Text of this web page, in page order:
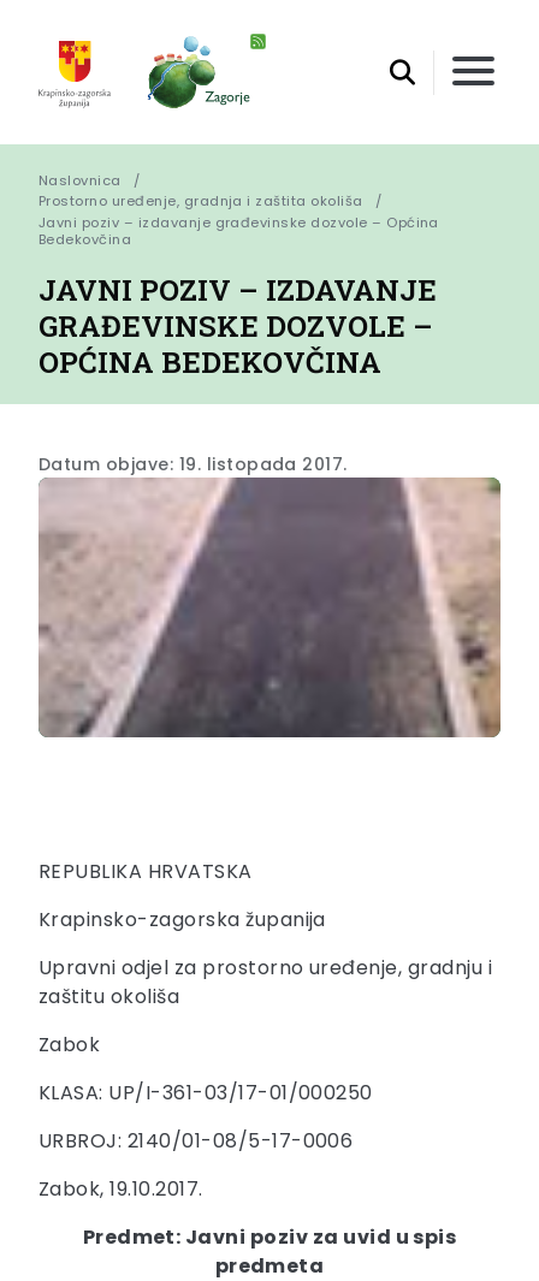
Naslovnica
Prostorno uređenje, gradnja i zaštita okoliša
Javni poziv – izdavanje građevinske dozvole – Općina
Bedekovčina
JAVNI POZIV – IZDAVANJE
GRAĐEVINSKE DOZVOLE –
OPĆINA BEDEKOVČINA
Datum objave: 19. listopada 2017.
REPUBLIKA HRVATSKA
Krapinsko-zagorska županija
Upravni odjel za prostorno uređenje, gradnju i
zaštitu okoliša
Zabok
KLASA: UP/I-361-03/17-01/000250
URBROJ: 2140/01-08/5-17-0006
Zabok, 19.10.2017.
Predmet: Javni poziv za uvid u spis
predmeta